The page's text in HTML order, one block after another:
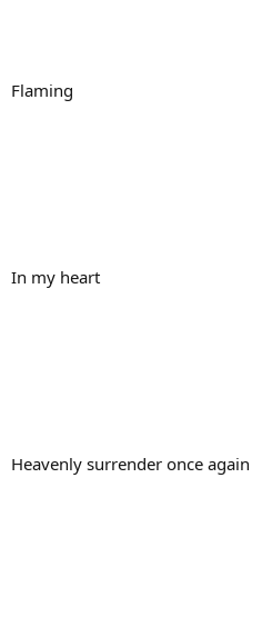
Flaming
In my heart
Heavenly surrender once again